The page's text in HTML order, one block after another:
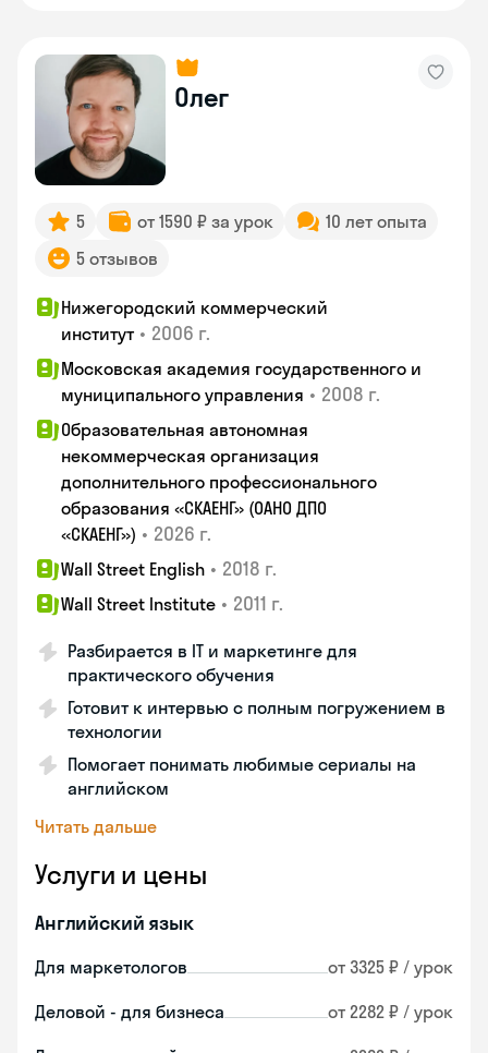
Олег
5 от 1590 ₽ за урок
10 лет опыта
5 отзывов
Нижегородский коммерческий
институт • 2006 г.
Московская академия государственного и
муниципального управления • 2008 г.
Образовательная автономная
некоммерческая организация
дополнительного профессионального
образования «СКАЕНГ» (ОАНО ДПО
«СКАЕНГ») • 2026 г.
Wall Street English • 2018 г.
Wall Street Institute • 2011 г.
Разбирается в IT и маркетинге для
практического обучения
Готовит к интервью с полным погружением в
технологии
Помогает понимать любимые сериалы на
английском
Читать дальше
Услуги и цены
Английский язык
Для маркетологов от 3325 ₽ / урок
Деловой - для бизнеса от 2282 ₽ / урок